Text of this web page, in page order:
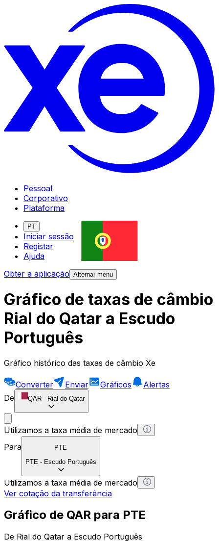
Pessoal
Corporativo
Plataforma
PT
Iniciar sessão
Registar
Ajuda
Obter a aplicação Alternar menu
Gráfico de taxas de câmbio
Rial do Qatar a Escudo
Português
Gráfico histórico das taxas de câmbio Xe
Converter Enviar Gráficos
Alertas
De
QAR - Rial do Qatar
Utilizamos a taxa média de mercado
Para
PTE
PTE - Escudo Português
Utilizamos a taxa média de mercado
Ver cotação da transferência
Gráfico de QAR para PTE
De Rial do Qatar a Escudo Português